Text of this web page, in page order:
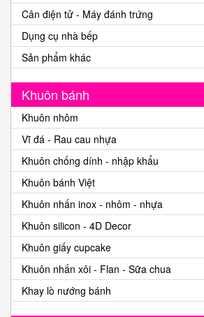
Cân điện tử - Máy đánh trứng
Dụng cụ nhà bếp
Sản phẩm khác
Khuôn bánh
Khuôn nhôm
Vĩ đá - Rau cau nhựa
Khuôn chống dính - nhập khẩu
Khuôn bánh Việt
Khuôn nhấn inox - nhôm - nhựa
Khuôn silicon - 4D Decor
Khuôn giấy cupcake
Khuôn nhấn xôi - Flan - Sữa chua
Khay lò nướng bánh